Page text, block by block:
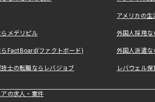
アメリカの
メデリピル 外国人採用
FactBoard(ファクトボード) 外国人派遣な
士の転職ならレバジョブ レバウェル
の求人・案件